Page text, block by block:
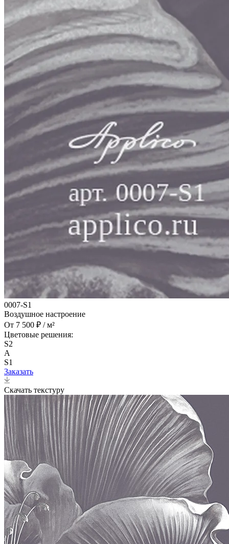
0007-S1
Воздушное настроение
От 7 500 ₽ / м²
Цветовые решения:
S2
A
S1
Заказать
Скачать текстуру